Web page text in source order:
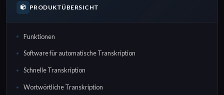
PRODUKTÜBERSICHT
Funktionen
Software für automatische Transkription
Schnelle Transkription
Wortwörtliche Transkription